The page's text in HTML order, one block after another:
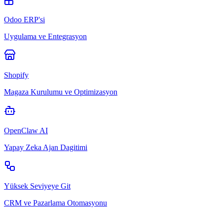
Odoo ERP'si
Uygulama ve Entegrasyon
Shopify
Magaza Kurulumu ve Optimizasyon
OpenClaw AI
Yapay Zeka Ajan Dagitimi
Yüksek Seviyeye Git
CRM ve Pazarlama Otomasyonu